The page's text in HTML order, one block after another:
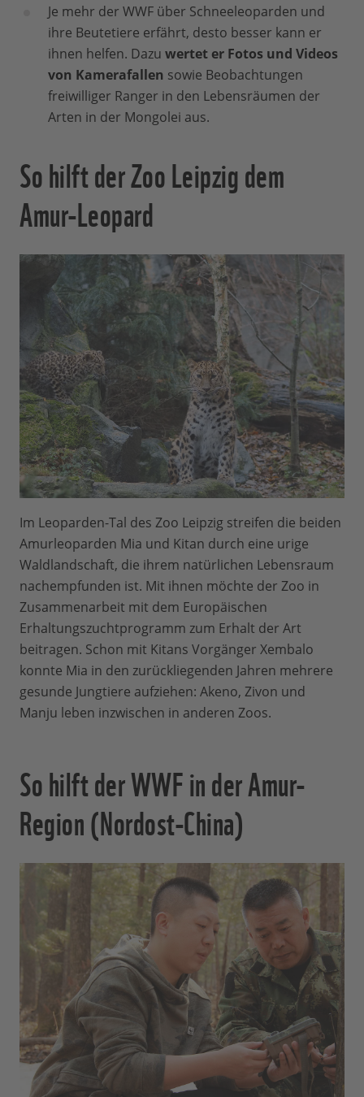
Je mehr der WWF über Schneeleoparden und
ihre Beutetiere erfährt, desto besser kann er
ihnen helfen. Dazu wertet er Fotos und Videos
von Kamerafallen sowie Beobachtungen
freiwilliger Ranger in den Lebensräumen der
Arten in der Mongolei aus.
So hilft der Zoo Leipzig dem
Amur-Leopard
Im Leoparden-Tal des Zoo Leipzig streifen die beiden
Amurleoparden Mia und Kitan durch eine urige
Waldlandschaft, die ihrem natürlichen Lebensraum
nachempfunden ist. Mit ihnen möchte der Zoo in
Zusammenarbeit mit dem Europäischen
Erhaltungszuchtprogramm zum Erhalt der Art
beitragen. Schon mit Kitans Vorgänger Xembalo
konnte Mia in den zurückliegenden Jahren mehrere
gesunde Jungtiere aufziehen: Akeno, Zivon und
Manju leben inzwischen in anderen Zoos.
So hilft der WWF in der Amur-
Region (Nordost-China)